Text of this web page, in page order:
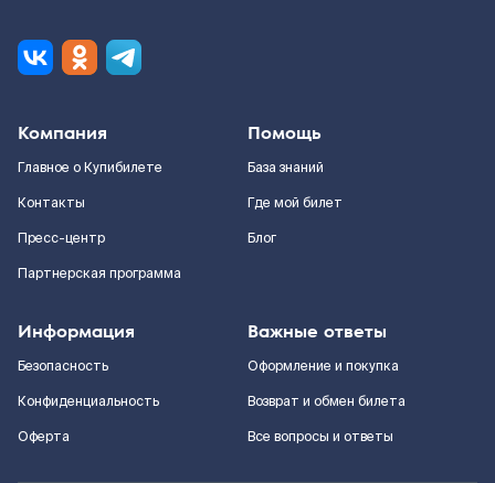
Компания
Главное о Купибилете
Контакты
Пресс-центр
Партнерская программа
Помощь
База знаний
Где мой билет
Блог
Информация
Безопасность
Конфиденциальность
Оферта
Важные ответы
Оформление и покупка
Возврат и обмен билета
Все вопросы и ответы